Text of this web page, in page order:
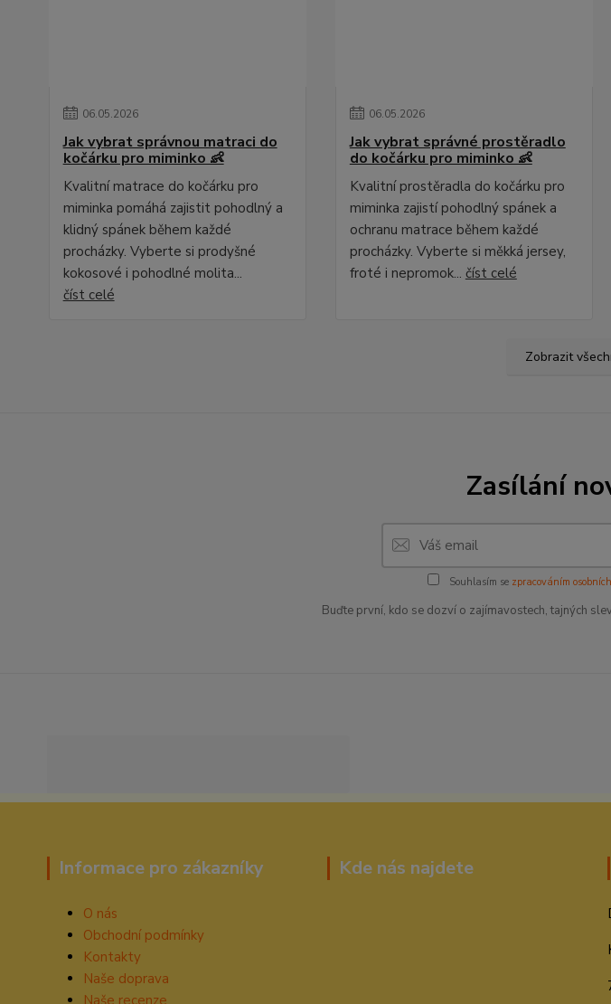
06.05.2026
Jak vybrat správnou matraci do
kočárku pro miminko 👶
Kvalitní matrace do kočárku pro
miminka pomáhá zajistit pohodlný a
klidný spánek během každé
procházky. Vyberte si prodyšné
kokosové i pohodlné molita...
číst celé
06.05.2026
Jak vybrat správné prostěradlo
do kočárku pro miminko 👶
Kvalitní prostěradla do kočárku pro
miminka zajistí pohodlný spánek a
ochranu matrace během každé
procházky. Vyberte si měkká jersey,
froté i nepromok... číst celé
Zobrazit
Zasílání
Souhlasím se zpracováním
Buďte první, kdo se dozví o zajímavostech, tajných
Informace pro zákazníky
O nás
Obchodní podmínky
Kontakty
Naše doprava
Naše recenze
Kde nás najdete